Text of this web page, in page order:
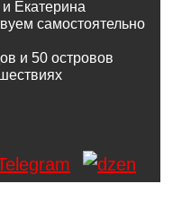
Екатерина
самостоятельно
и 50 островов